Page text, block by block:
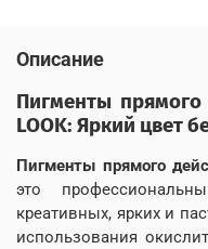
Описание
Пигменты прямого
LOOK: Яркий цвет
Пигменты прямого
это
креативных, ярких и
использования